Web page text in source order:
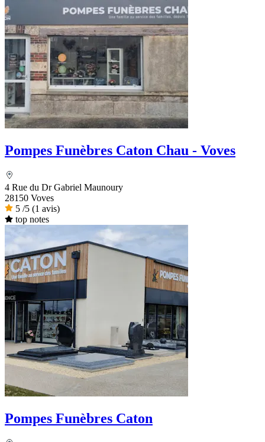
Pompes Funèbres Caton Chau - Voves
4 Rue du Dr Gabriel Maunoury
28150 Voves
5 /5 (1 avis)
top notes
Pompes Funèbres Caton